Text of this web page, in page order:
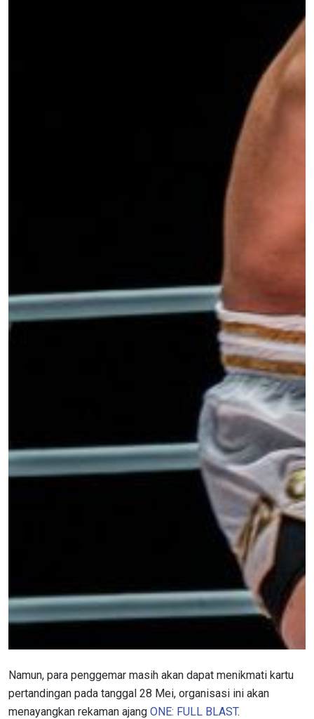
Namun, para penggemar masih akan dapat menikmati kartu
pertandingan pada tanggal 28 Mei, organisasi ini akan
menayangkan rekaman ajang ONE: FULL BLAST.